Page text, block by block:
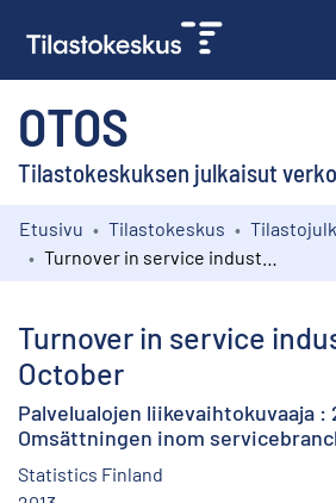
OTOS
Tilastokeskuksen julkaisut
Kokoelmat
Etusivu Tilastokeskus
Turnover in service
October
Palvelualojen liikevaihtokuvaaja :
Omsättningen inom
Statistics Finland